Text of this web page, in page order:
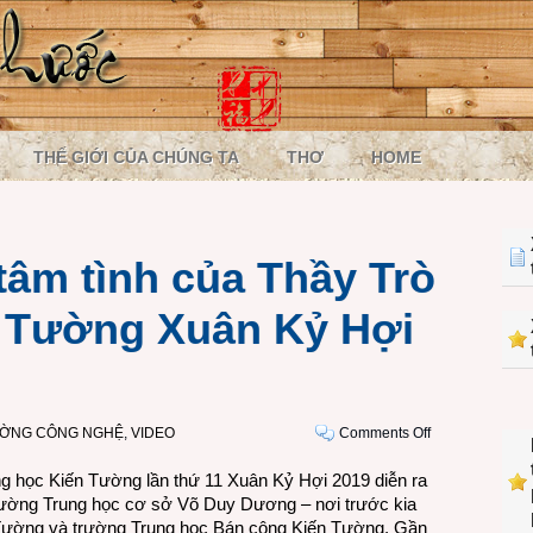
THẾ GIỚI CỦA CHÚNG TA THƠ HOME
tình của Thầy Trò
Xuân Kỷ Hợi
CÔNG NGHỆ, VIDEO Comments Offon
học Kiến Tường lần thứ 11 Xuân Kỷ Hợi 2019 diễn ra
Trung học cơ sở Võ Duy Dương – nơi trước kia
và trường Trung học Bán công Kiến Tường. Gần